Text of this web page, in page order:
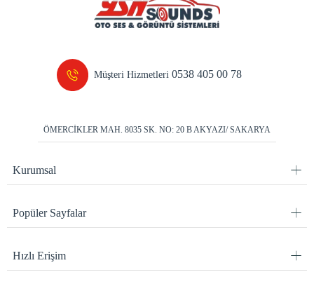
Müşteri Hizmetleri0538 405 00 78
ÖMERCİKLER MAH. 8035 SK. NO: 20 B AKYAZI/ SAKARYA
Kurumsal
Popüler Sayfalar
Hızlı Erişim